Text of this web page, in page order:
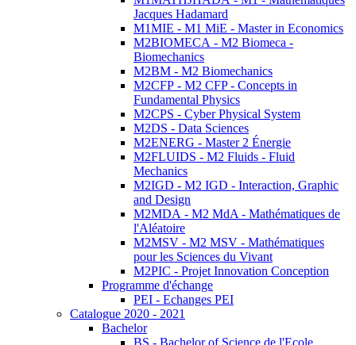
Jacques Hadamard
M1MIE - M1 MiE - Master in Economics
M2BIOMECA - M2 Biomeca -
Biomechanics
M2BM - M2 Biomechanics
M2CFP - M2 CFP - Concepts in
Fundamental Physics
M2CPS - Cyber Physical System
M2DS - Data Sciences
M2ENERG - Master 2 Énergie
M2FLUIDS - M2 Fluids - Fluid
Mechanics
M2IGD - M2 IGD - Interaction, Graphic
and Design
M2MDA - M2 MdA - Mathématiques de
l'Aléatoire
M2MSV - M2 MSV - Mathématiques
pour les Sciences du Vivant
M2PIC - Projet Innovation Conception
Programme d'échange
PEI - Echanges PEI
Catalogue 2020 - 2021
Bachelor
BS - Bachelor of Science de l'Ecole